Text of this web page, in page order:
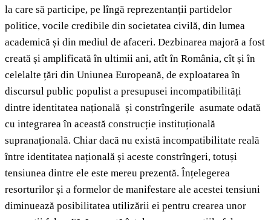
la care să participe, pe lîngă reprezentanții partidelor
politice, vocile credibile din societatea civilă, din lumea
academică și din mediul de afaceri. Dezbinarea majoră a fost
creată și amplificată în ultimii ani, atît în România, cît și în
celelalte țări din Uniunea Europeană, de exploatarea în
discursul public populist a presupusei incompatibilități
dintre identitatea națională și constrîngerile asumate odată
cu integrarea în această construcție instituțională
supranațională. Chiar dacă nu există incompatibilitate reală
între identitatea națională și aceste constrîngeri, totuși
tensiunea dintre ele este mereu prezentă. Înțelegerea
resorturilor și a formelor de manifestare ale acestei tensiuni
diminuează posibilitatea utilizării ei pentru crearea unor